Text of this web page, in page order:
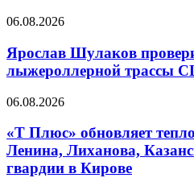
06.08.2026
Ярослав Шулаков
лыжероллерной трассы
06.08.2026
«Т Плюс» обновляет
Ленина, Лиханова,
гвардии в Кирове